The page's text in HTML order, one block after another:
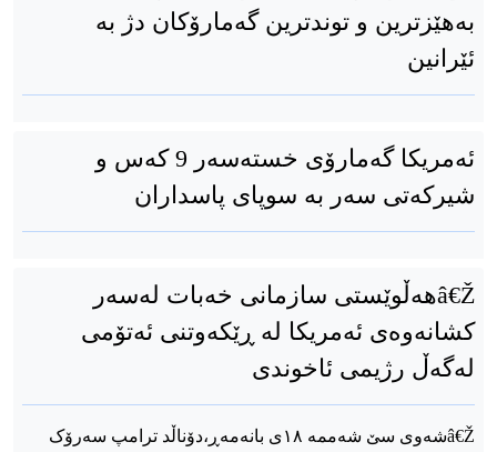
بەهێزترین و توندترین گەمارۆکان دژ بە
ئێرانین
ئەمریکا گەمارۆی خستەسەر 9 کەس و
شیرکەتی سەر بە سوپای پاسداران
â€Žهەڵوێستی سازمانی خەبات لەسەر
کشانەوەی ئەمریکا لە ڕێکەوتنی ئەتۆمی
لەگەڵ رژیمی ئاخوندی
â€Žشەوی سێ شەممە ۱۸ی بانەمەڕ،دۆناڵد ترامپ سەرۆک